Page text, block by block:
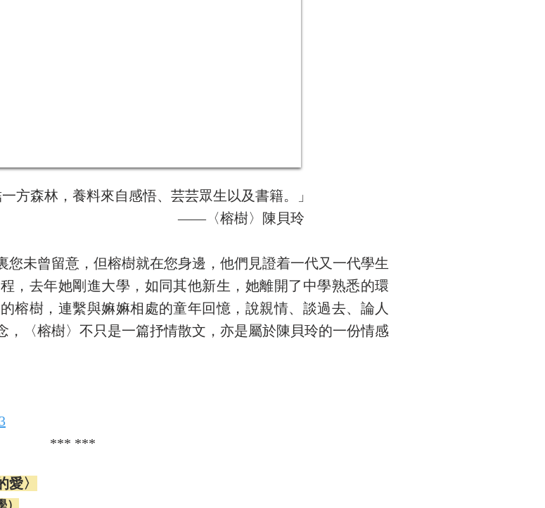
方森林，養料來自感悟、芸芸眾生以及書籍。」
——〈榕樹〉陳貝玲
未曾留意，但榕樹就在您身邊，他們見證着一代又一代學生
，去年她剛進大學，如同其他新生，她離開了中學熟悉的環
榕樹，連繫與嫲嫲相處的童年回憶，說親情、談過去、論人
，〈榕樹〉不只是一篇抒情散文，亦是屬於陳貝玲的一份情感
​*** ***
〉